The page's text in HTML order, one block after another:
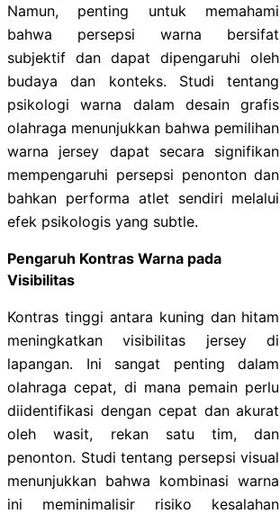
Namun, penting untuk memahami
bahwa persepsi warna bersifat
subjektif dan dapat dipengaruhi oleh
budaya dan konteks. Studi tentang
psikologi warna dalam desain grafis
olahraga menunjukkan bahwa pemilihan
warna jersey dapat secara signifikan
mempengaruhi persepsi penonton dan
bahkan performa atlet sendiri melalui
efek psikologis yang subtle.
Pengaruh Kontras Warna pada
Visibilitas
Kontras tinggi antara kuning dan hitam
meningkatkan visibilitas jersey di
lapangan. Ini sangat penting dalam
olahraga cepat, di mana pemain perlu
diidentifikasi dengan cepat dan akurat
oleh wasit, rekan satu tim, dan
penonton. Studi tentang persepsi visual
menunjukkan bahwa kombinasi warna
ini meminimalisir risiko kesalahan